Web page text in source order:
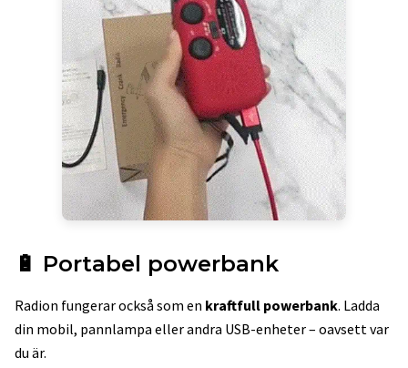
🔋 Portabel powerbank
Radion fungerar också som en kraftfull powerbank. Ladda
din mobil, pannlampa eller andra USB-enheter – oavsett var
du är.